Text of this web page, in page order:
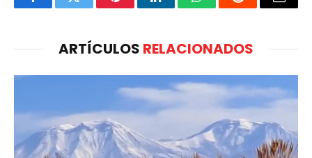
FacebookTwitter PinterestLinkedInWhatsAppReddit Email
ARTÍCULOS RELACIONADOS